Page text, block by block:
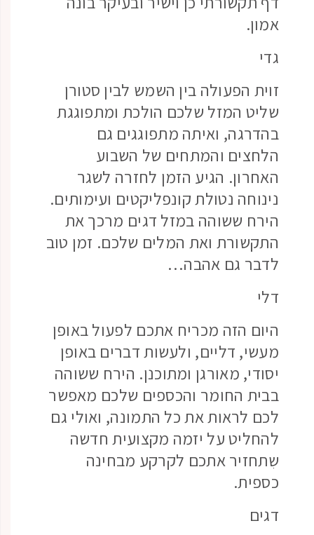
אמון.
גדי
זוית הפעולה בין השמש לבין סטורן
שליט המזל שלכם הולכת ומתפוגגת
בהדרגה, ואיתה מתפוגגים גם
הלחצים והמתחים של השבוע
האחרון. הגיע הזמן לחזרה לשגר
נינוחה נטולת קונפליקטים ועימותים.
הירח ששוהה במזל דגים מרכך את
התקשורת ואת המלים שלכם. זמן טוב
לדבר גם אהבה…
דלי
היום הזה מכריח אתכם לפעול באופן
מעשי, דליים, ולעשות דברים באופן
יסודי, מאורגן ומתוכנן. הירח ששוהה
בבית החומר והכספים שלכם מאפשר
לכם לראות את כל התמונה, ואולי גם
להחליט על יזמה מקצועית חדשה
שִתחזיר אתכם לקרקע מבחינה
כספית.
דגים